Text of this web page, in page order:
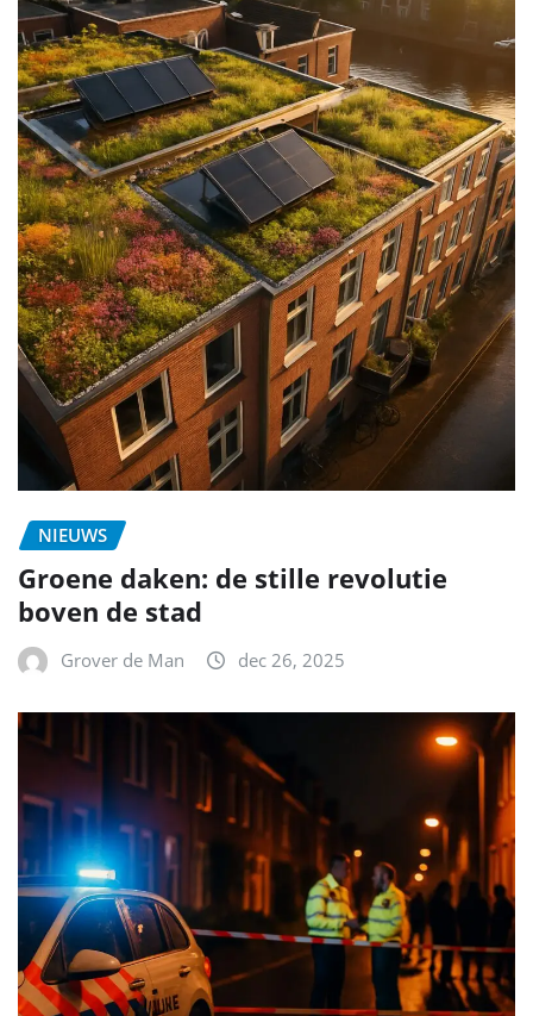
NIEUWS
Groene daken: de stille revolutie
boven de stad
Grover de Man dec 26, 2025